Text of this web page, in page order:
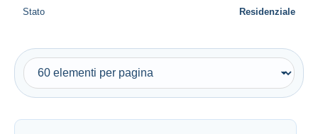
Stato Residenziale